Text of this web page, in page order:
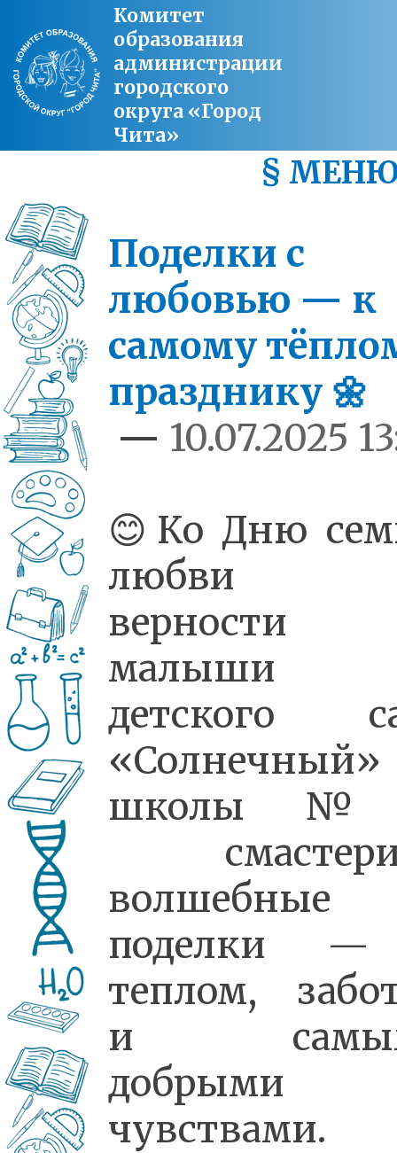
Комитет
образования
администрации
городского
округа «Город
Чита»
§
Поделки с
любовью — к
самому
празднику 🌼
— 10.07.2025
😊Ко Дню
любви
верности
малыши
детского
«Солнечный»
школы
волшебные
поделки
теплом,
и
добрыми
чувствами.